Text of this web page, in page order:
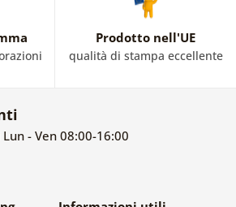
Prodotto nell'UE
qualità di stampa eccellente
- Ven 08:00-16:00